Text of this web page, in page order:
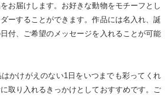
お届けします。お好きな動物をモチーフとし
ーすることができます。作品には名入れ、誕
付、ご希望のメッセージを入れることが可能
かけがえのない1日をいつまでも彩ってくれ
取り入れるきっかけとしておすすめです。ご